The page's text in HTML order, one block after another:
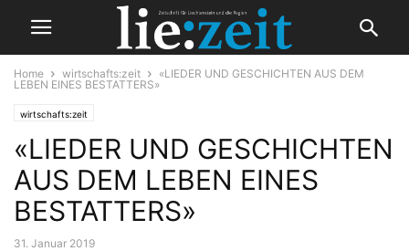
Home wirtschafts:zeit
«LIEDER UND GESCHICHTEN AUS DEM
LEBEN EINES BESTATTERS»
wirtschafts:zeit
«LIEDER UND GESCHICHTEN
AUS DEM LEBEN EINES
BESTATTERS»
31. Januar 2019